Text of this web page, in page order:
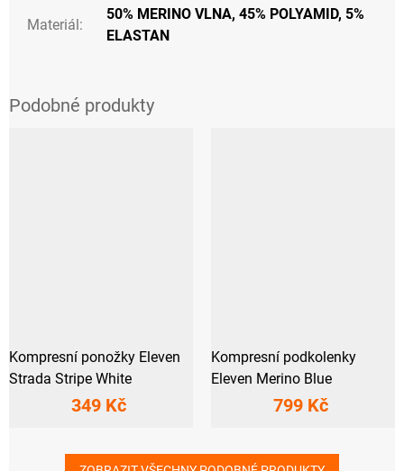
Materiál:
50% MERINO VLNA, 45% POLYAMID, 5%
ELASTAN
Kompresní ponožky Eleven
Strada Stripe White
349 Kč
Kompresní podkolenky
Eleven Merino Blue
799 Kč